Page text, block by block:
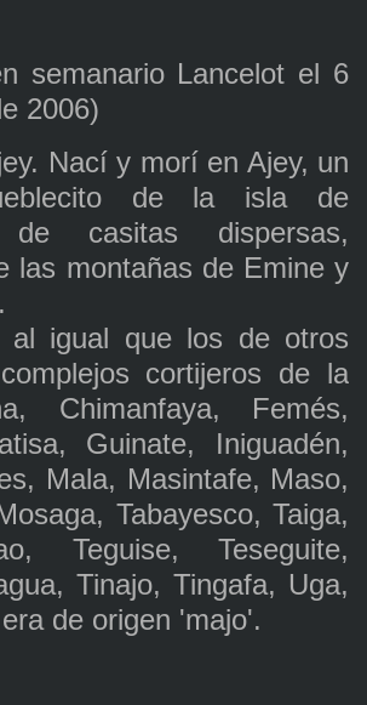
semanario Lancelot el 6
2006)
Nací y morí en Ajey, un
de la isla de
de casitas dispersas,
las montañas de Emine y
al igual que los de otros
cortijeros de la
Chimanfaya, Femés,
Guinate, Iniguadén,
Mala, Masintafe, Maso,
Tabayesco, Taiga,
Teguise, Teseguite,
Tinajo, Tingafa, Uga,
de origen 'majo'.